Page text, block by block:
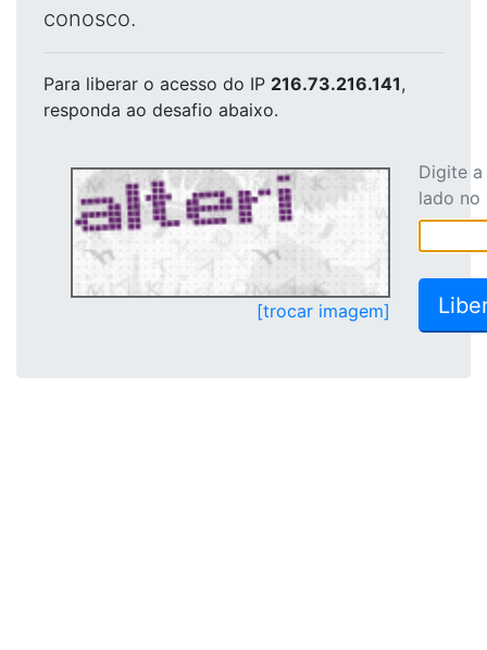
conosco.
Para liberar o acesso do IP 216.73.216.141,
responda ao desafio abaixo.
[trocar imagem]
Digite
lado no